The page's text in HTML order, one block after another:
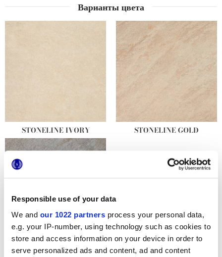
Responsible use of your data
We and our 1022 partners process your personal data,
e.g. your IP-number, using technology such as cookies to
store and access information on your device in order to
serve personalized ads and content, ad and content
Варианты цвета
STONELINE IVORY STONELINE GOLD
STONELINE SILVER